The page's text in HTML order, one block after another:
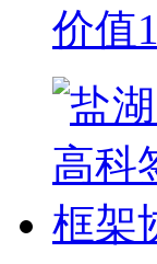
价值